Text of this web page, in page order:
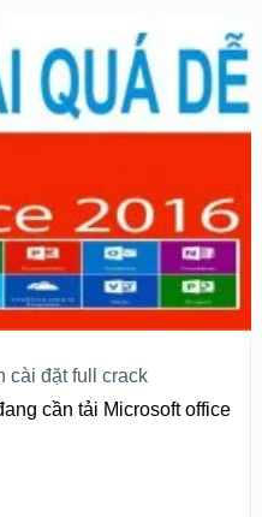
cài đặt full crack
cần tải Microsoft office